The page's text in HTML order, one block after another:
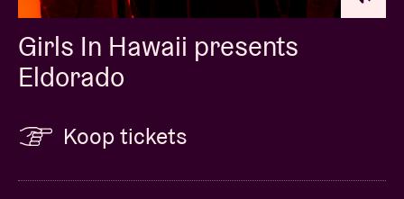
Girls In Hawaii presents
Eldorado
Koop tickets